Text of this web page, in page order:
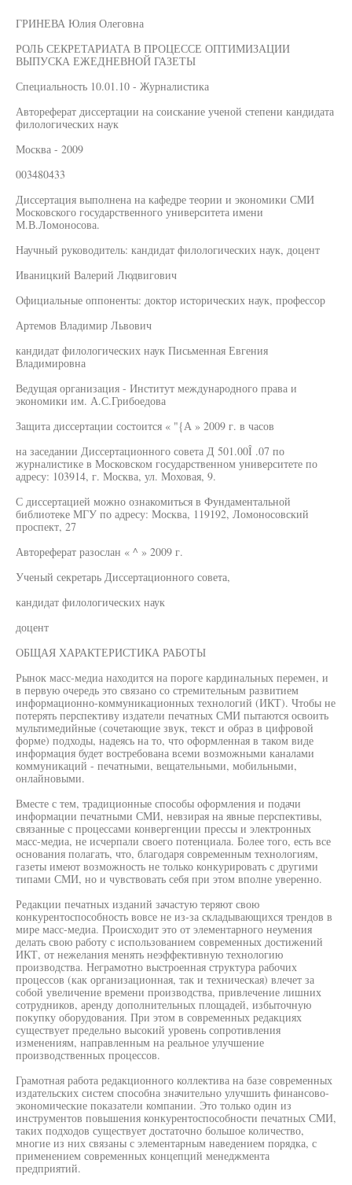
ГРИНЕВА Юлия Олеговна
РОЛЬ СЕКРЕТАРИАТА В ПРОЦЕССЕ ОПТИМИЗАЦИИ
ВЫПУСКА ЕЖЕДНЕВНОЙ ГАЗЕТЫ
Специальность 10.01.10 - Журналистика
Автореферат диссертации на соискание ученой степени кандидата
филологических наук
Москва - 2009
003480433
Диссертация выполнена на кафедре теории и экономики СМИ
Московского государственного университета имени
М.В.Ломоносова.
Научный руководитель: кандидат филологических наук, доцент
Иваницкий Валерий Людвигович
Официальные оппоненты: доктор исторических наук, профессор
Артемов Владимир Львович
кандидат филологических наук Письменная Евгения
Владимировна
Ведущая организация - Институт международного права и
экономики им. А.С.Грибоедова
Защита диссертации состоится « "{А » 2009 г. в часов
на заседании Диссертационного совета Д 501.00Î .07 по
журналистике в Московском государственном университете по
адресу: 103914, г. Москва, ул. Моховая, 9.
С диссертацией можно ознакомиться в Фундаментальной
библиотеке МГУ по адресу: Москва, 119192, Ломоносовский
проспект, 27
Автореферат разослан « ^ » 2009 г.
Ученый секретарь Диссертационного совета,
кандидат филологических наук
доцент
ОБЩАЯ ХАРАКТЕРИСТИКА РАБОТЫ
Рынок масс-медиа находится на пороге кардинальных перемен, и
в первую очередь это связано со стремительным развитием
информационно-коммуникационных технологий (ИКТ). Чтобы не
потерять перспективу издатели печатных СМИ пытаются освоить
мультимедийные (сочетающие звук, текст и образ в цифровой
форме) подходы, надеясь на то, что оформленная в таком виде
информация будет востребована всеми возможными каналами
коммуникаций - печатными, вещательными, мобильными,
онлайновыми.
Вместе с тем, традиционные способы оформления и подачи
информации печатными СМИ, невзирая на явные перспективы,
связанные с процессами конвергенции прессы и электронных
масс-медиа, не исчерпали своего потенциала. Более того, есть все
основания полагать, что, благодаря современным технологиям,
газеты имеют возможность не только конкурировать с другими
типами СМИ, но и чувствовать себя при этом вполне уверенно.
Редакции печатных изданий зачастую теряют свою
конкурентоспособность вовсе не из-за складывающихся трендов в
мире масс-медиа. Происходит это от элементарного неумения
делать свою работу с использованием современных достижений
ИКТ, от нежелания менять неэффективную технологию
производства. Неграмотно выстроенная структура рабочих
процессов (как организационная, так и техническая) влечет за
собой увеличение времени производства, привлечение лишних
сотрудников, аренду дополнительных площадей, избыточную
покупку оборудования. При этом в современных редакциях
существует предельно высокий уровень сопротивления
изменениям, направленным на реальное улучшение
производственных процессов.
Грамотная работа редакционного коллектива на базе современных
издательских систем способна значительно улучшить финансово-
экономические показатели компании. Это только один из
инструментов повышения конкурентоспособности печатных СМИ,
таких подходов существует достаточно большое количество,
многие из них связаны с элементарным наведением порядка, с
применением современных концепций менеджмента
предприятий.